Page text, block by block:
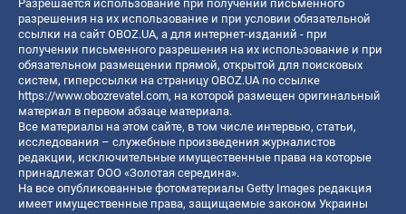
Разрешается использование при получении письменного
разрешения на их использование и при условии обязательной
ссылки на сайт OBOZ.UA, а для интернет-изданий - при
получении письменного разрешения на их использование и при
обязательном размещении прямой, открытой для поисковых
систем, гиперссылки на страницу OBOZ.UA по ссылке
https://www.obozrevatel.com, на которой размещен оригинальный
материал в первом абзаце материала.
Все материалы на этом сайте, в том числе интервью, статьи,
исследования – служебные произведения журналистов
редакции, исключительные имущественные права на которые
принадлежат ООО «Золотая середина».
На все опубликованные фотоматериалы Getty Images редакция
имеет имущественные права, защищаемые законом Украины